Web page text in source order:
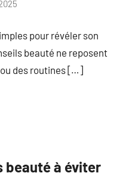
pour révéler son
beauté ne reposent
des routines […]
beauté à éviter